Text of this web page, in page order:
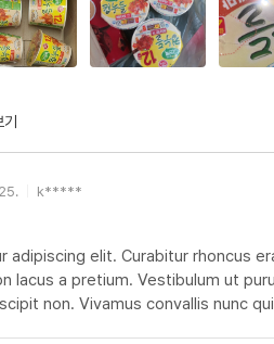
k*****
elit. Curabitur rhoncus
lacus a pretium. Vestibulum ut
non. Vivamus convallis nunc